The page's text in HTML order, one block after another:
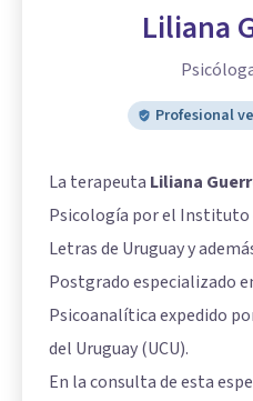
Liliana
Profesional
La terapeuta Liliana
Psicología por el Instituto
Letras de Uruguay y
Postgrado especializado
Psicoanalítica expedido
del Uruguay (UCU).
En la consulta de esta